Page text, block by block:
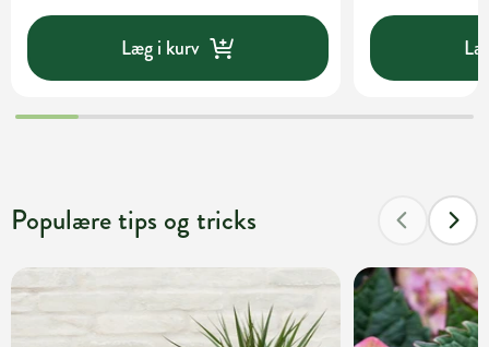
Læg i kurv
Populære tips og tricks